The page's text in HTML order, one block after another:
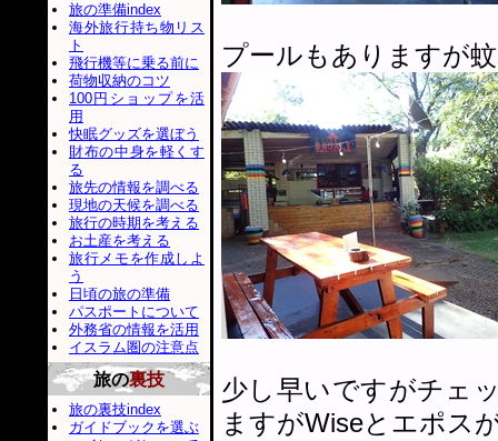
プールもありますが
少し早いですがチェ
ますがWiseとエポス
旅の準備index
海外旅行持ち物リス
ト
飛行機等に乗る前に
荷物収納のコツ
100円ショップを活
用
快眠グッズを選ぼう
財布の中身を軽くす
る
旅先の情報を調べる
現地の天候を調べる
旅行の時期を考える
お土産を考える
旅行メモを作成しよ
う
日頃の旅の準備
パスポートについて
外務省の情報を活用
イスラム圏の注意点
旅の裏技
旅の裏技index
ガイドブックを選ぶ